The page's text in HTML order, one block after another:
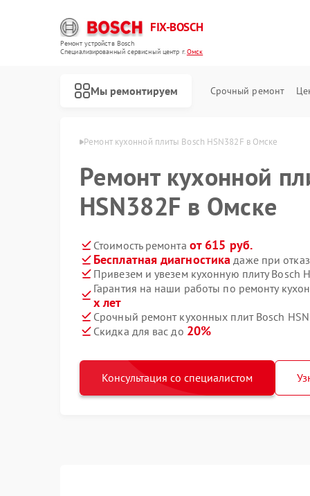
FIX-BOSCH
Ремонт устройств Bosch
Специализированный cервисный центр г.Омск
Мы ремонтируем Срочный ремонт
Bosch в Омске Ремонт кухонной плиты Bosch HSN382F в Омске
Ремонт кухонной
HSN382F в Омске
Стоимость ремонта от 615 руб.
Бесплатная диагностика даже при
Привезем и увезем кухонную плиту Bosch
Гарантия на наши работы по ремонту
х лет
Срочный ремонт кухонных плит Bosch
Скидка для вас до 20%
Консультация со специалистом